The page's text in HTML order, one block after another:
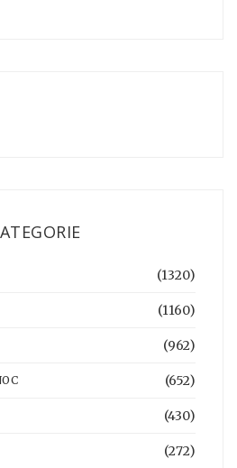
(1320)
(1160)
(962)
(652)
(430)
(272)